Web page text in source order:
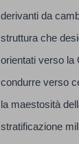
derivanti da
struttura che
orientati verso la
condurre verso
la maestosità
stratificazione